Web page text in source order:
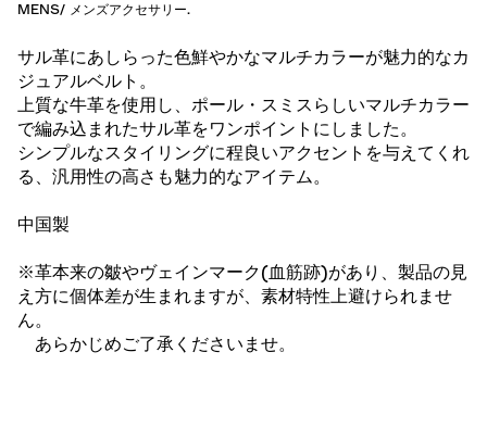
MENS/ メンズアクセサリー.
サル革にあしらった色鮮やかなマルチカラーが魅力的なカ
ジュアルベルト。
上質な牛革を使用し、ポール・スミスらしいマルチカラー
で編み込まれたサル革をワンポイントにしました。
シンプルなスタイリングに程良いアクセントを与えてくれ
る、汎用性の高さも魅力的なアイテム。
中国製
※革本来の皺やヴェインマーク(血筋跡)があり、製品の見
え方に個体差が生まれますが、素材特性上避けられませ
ん。
あらかじめご了承くださいませ。